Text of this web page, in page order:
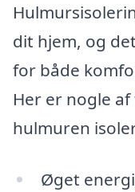
dit hjem, og
for både
Her er nogle
hulmuren
Øget